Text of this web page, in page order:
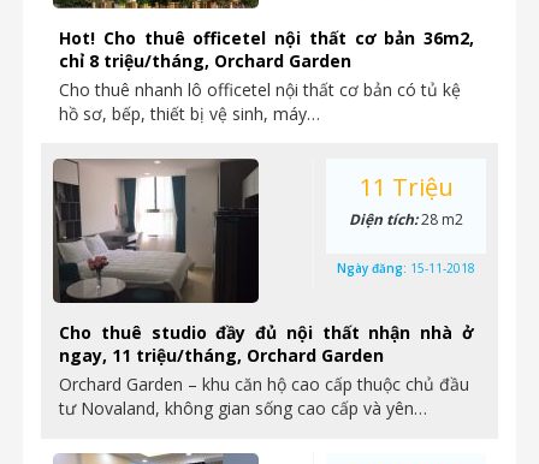
Hot! Cho thuê officetel nội thất cơ bản 36m2,
chỉ 8 triệu/tháng, Orchard Garden
Cho thuê nhanh lô officetel nội thất cơ bản có tủ kệ
hồ sơ, bếp, thiết bị vệ sinh, máy…
Cho thuê studio đầy đủ nội thất nhận nhà ở
ngay, 11 triệu/tháng, Orchard Garden
Orchard Garden – khu căn hộ cao cấp thuộc chủ đầu
tư Novaland, không gian sống cao cấp và yên…
11 Triệu
Diện tích:28 m2
Ngày đăng: 15-11-2018